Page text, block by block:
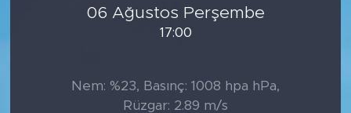
06 Ağustos Perşembe
17:00
Nem: %23, Basınç: 1008 hpa hPa,
Rüzgar: 2.89 m/s
DİNİ